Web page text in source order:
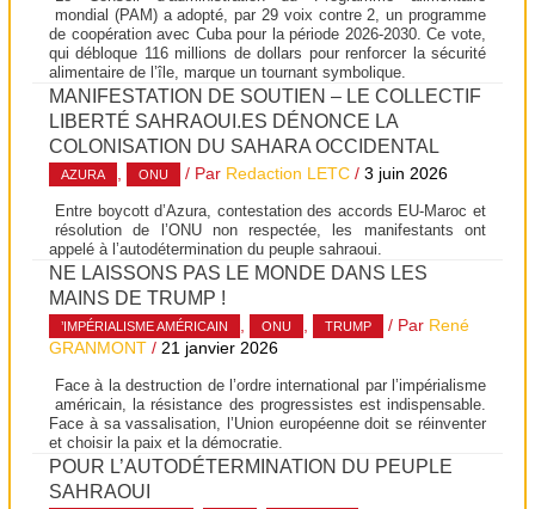
mondial (PAM) a adopté, par 29 voix contre 2, un programme
de coopération avec Cuba pour la période 2026-2030. Ce vote,
qui débloque 116 millions de dollars pour renforcer la sécurité
alimentaire de l’île, marque un tournant symbolique.
MANIFESTATION DE SOUTIEN – LE COLLECTIF
LIBERTÉ SAHRAOUI.ES DÉNONCE LA
COLONISATION DU SAHARA OCCIDENTAL
AZURA , ONU / Par Redaction LETC /3 juin 2026
Entre boycott d’Azura, contestation des accords EU-Maroc et
résolution de l’ONU non respectée, les manifestants ont
appelé à l’autodétermination du peuple sahraoui.
NE LAISSONS PAS LE MONDE DANS LES
MAINS DE TRUMP !
’IMPÉRIALISME AMÉRICAIN , ONU , TRUMP / Par René
GRANMONT /21 janvier 2026
Face à la destruction de l’ordre international par l’impérialisme
américain, la résistance des progressistes est indispensable.
Face à sa vassalisation, l’Union européenne doit se réinventer
et choisir la paix et la démocratie.
POUR L’AUTODÉTERMINATION DU PEUPLE
SAHRAOUI